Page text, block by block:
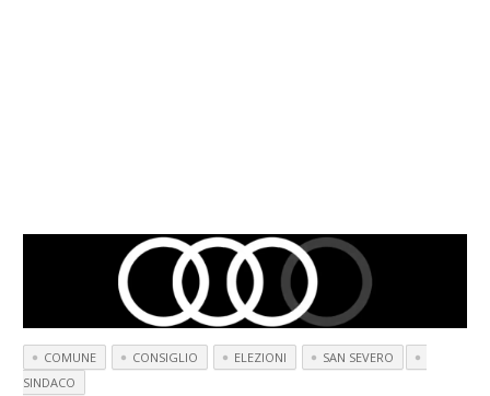
COMUNE CONSIGLIO ELEZIONI
SAN SEVERO
SINDACO